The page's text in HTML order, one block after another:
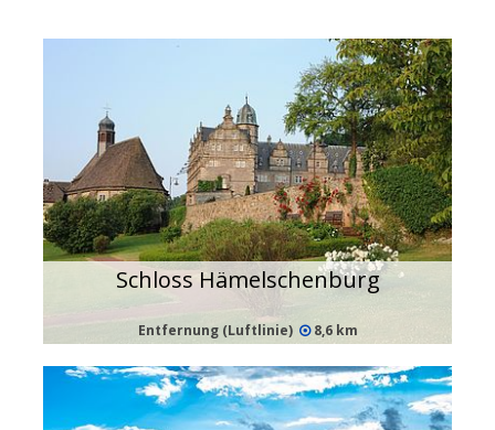
Schloss Hämelschenburg
Entfernung (Luftlinie) 8,6 km